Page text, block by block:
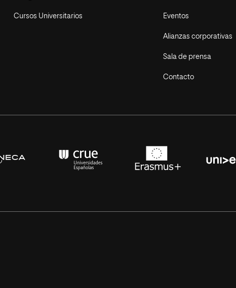
Cursos Universitarios Eventos
Alianzas corporativas
Sala de prensa
Contacto